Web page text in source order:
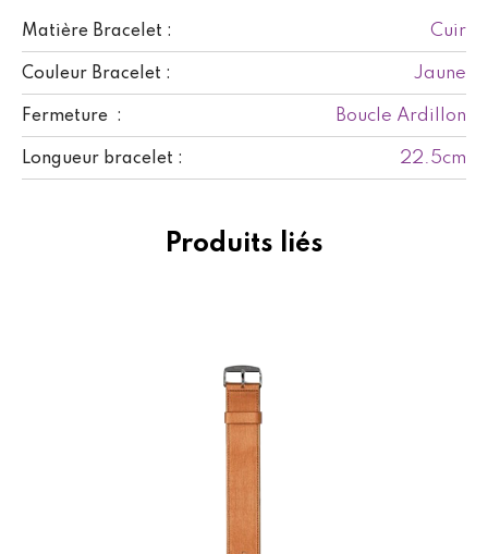
Matière Bracelet : Cuir
Couleur Bracelet : Jaune
Fermeture : Boucle Ardillon
Longueur bracelet : 22.5cm
Produits liés